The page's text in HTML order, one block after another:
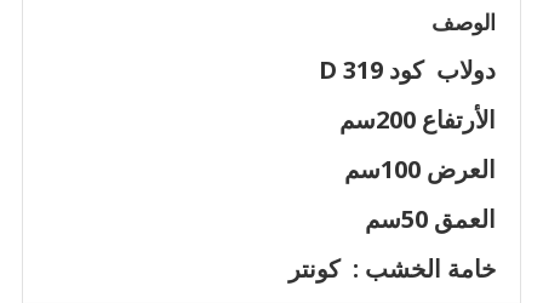
الوصف
دولاب كود D 319
الأرتفاع 200سم
العرض 100سم
العمق 50سم
خامة الخشب : كونتر